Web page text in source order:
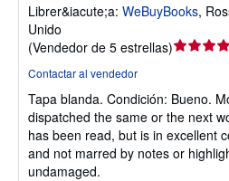
Librer&iacute;a: WeBuyBooks,
Unido
(Vendedor de 5 estrellas)
5
de
5
estrellas
Contactar al vendedor
Tapa blanda. Condición: Bueno.
dispatched the same or the next
has been read, but is in excellent
and not marred by notes or
undamaged.